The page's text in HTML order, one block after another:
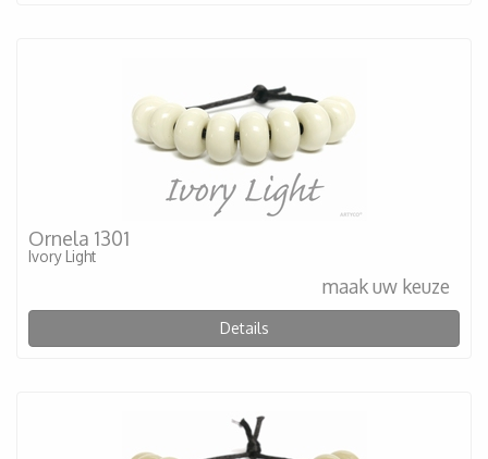
Ornela 1301
Ivory Light
maak uw keuze
Details